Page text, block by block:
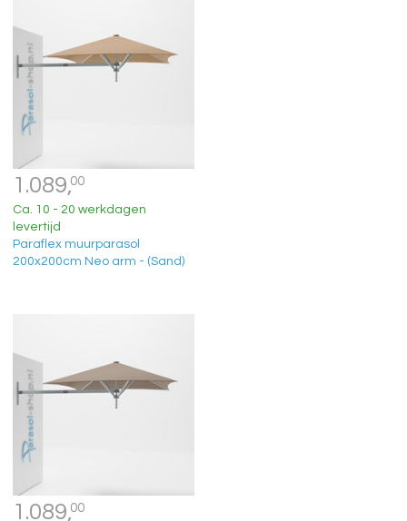
1.089,00
Ca. 10 - 20 werkdagen
levertijd
Paraflex muurparasol
200x200cm Neo arm - (Sand)
1.089,00